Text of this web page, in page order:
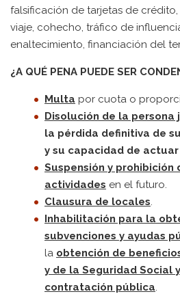
falsificación de tarjetas de
viaje, cohecho, tráfico de
enaltecimiento, financiación del
¿A QUÉ PENA PUEDE SER
Multa por cuota o
Disolución de la persona
la pérdida definitiva de
y su capacidad de
Suspensión y prohibición
actividades en el futuro.
Clausura de locales.
Inhabilitación para la
subvenciones y ayudas
la obtención de
y de la Seguridad Social
contratación pública.